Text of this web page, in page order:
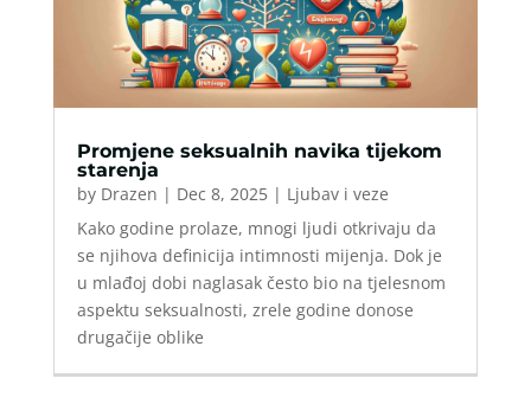
Promjene seksualnih navika tijekom
starenja
by Drazen | Dec 8, 2025| Ljubav i veze
Kako godine prolaze, mnogi ljudi otkrivaju da
se njihova definicija intimnosti mijenja. Dok je
u mlađoj dobi naglasak često bio na tjelesnom
aspektu seksualnosti, zrele godine donose
drugačije oblike